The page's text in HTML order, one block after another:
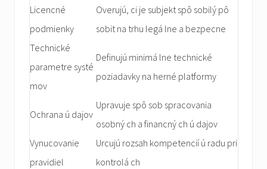
Licencné
podmienky
Overujú, ci je subjekt spô sobilý pô
sobit na trhu legá lne a bezpecne
Technické
parametre systé
mov
Definujú minimá lne technické
poziadavky na herné platformy
Ochrana ú dajov
Upravuje spô sob spracovania
osobný ch a financný ch ú dajov
Vynucovanie
pravidiel
Urcujú rozsah kompetencií ú radu pri
kontrolá ch